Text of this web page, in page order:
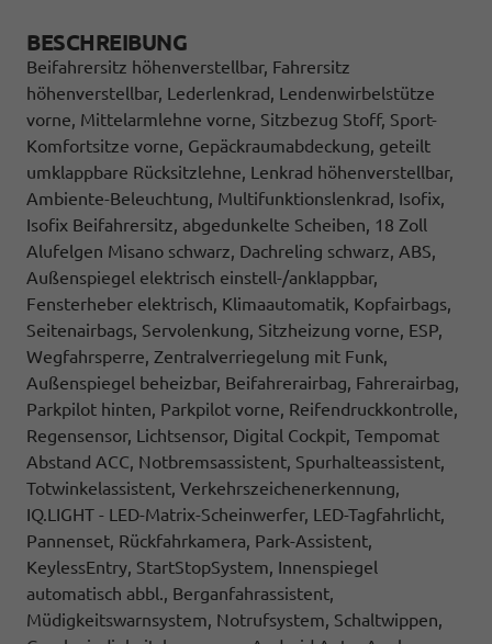
BESCHREIBUNG
Beifahrersitz höhenverstellbar, Fahrersitz
höhenverstellbar, Lederlenkrad, Lendenwirbelstütze
vorne, Mittelarmlehne vorne, Sitzbezug Stoff, Sport-
Komfortsitze vorne, Gepäckraumabdeckung, geteilt
umklappbare Rücksitzlehne, Lenkrad höhenverstellbar,
Ambiente-Beleuchtung, Multifunktionslenkrad, Isofix,
Isofix Beifahrersitz, abgedunkelte Scheiben, 18 Zoll
Alufelgen Misano schwarz, Dachreling schwarz, ABS,
Außenspiegel elektrisch einstell-/anklappbar,
Fensterheber elektrisch, Klimaautomatik, Kopfairbags,
Seitenairbags, Servolenkung, Sitzheizung vorne, ESP,
Wegfahrsperre, Zentralverriegelung mit Funk,
Außenspiegel beheizbar, Beifahrerairbag, Fahrerairbag,
Parkpilot hinten, Parkpilot vorne, Reifendruckkontrolle,
Regensensor, Lichtsensor, Digital Cockpit, Tempomat
Abstand ACC, Notbremsassistent, Spurhalteassistent,
Totwinkelassistent, Verkehrszeichenerkennung,
IQ.LIGHT - LED-Matrix-Scheinwerfer, LED-Tagfahrlicht,
Pannenset, Rückfahrkamera, Park-Assistent,
KeylessEntry, StartStopSystem, Innenspiegel
automatisch abbl., Berganfahrassistent,
Müdigkeitswarnsystem, Notrufsystem, Schaltwippen,